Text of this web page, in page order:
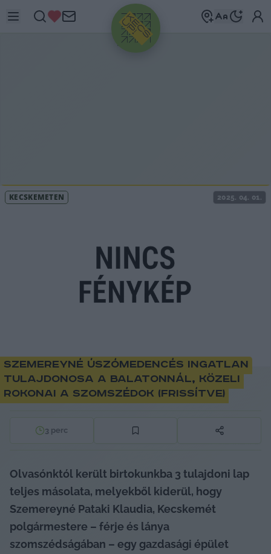
HIRDETÉS
KECSKEMÉTEN 2025. 04. 01.
Szemereyné úszómedencés ingatlan
tulajdonosa a Balatonnál, közeli
rokonai a szomszédok (frissítve)
3 perc
Olvasónktól került birtokunkba 3 tulajdoni lap
teljes másolata, melyekből kiderül, hogy
Szemereyné Pataki Klaudia, Kecskemét
polgármestere – férje és lánya
szomszédságában – egy gazdasági épület